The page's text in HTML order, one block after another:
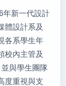
年新一代設計
體設計系及
各系學生年
校內主管及
與學生團隊
度重視與支